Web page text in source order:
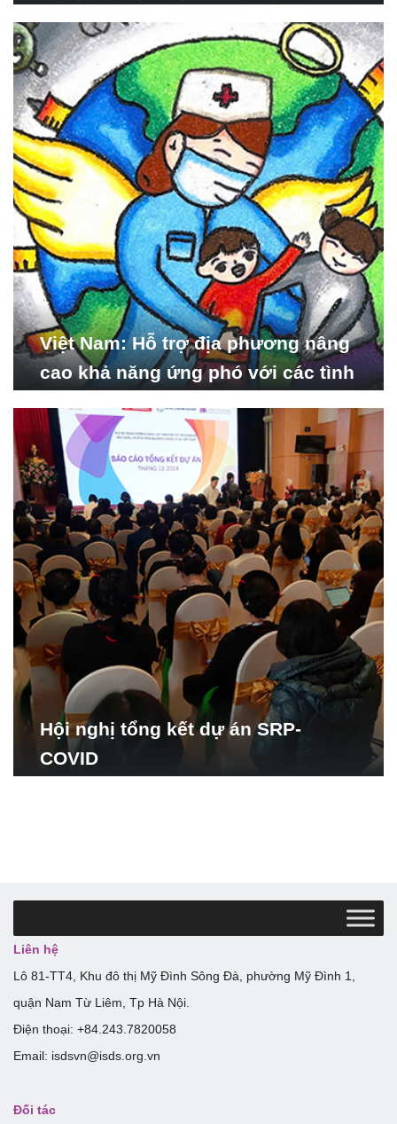
Nghiên cứu Phát triển Xã
hội_ISDS)
Việt Nam: Hỗ trợ địa phương nâng
cao khả năng ứng phó với các tình
Hội nghị tổng kết dự án SRP-
COVID
Liên hệ
Lô 81-TT4, Khu đô thị Mỹ Đình Sông Đà, phường Mỹ Đình 1,
quận Nam Từ Liêm, Tp Hà Nội.
Điện thoại: +84.243.7820058
Email: isdsvn@isds.org.vn
Đối tác